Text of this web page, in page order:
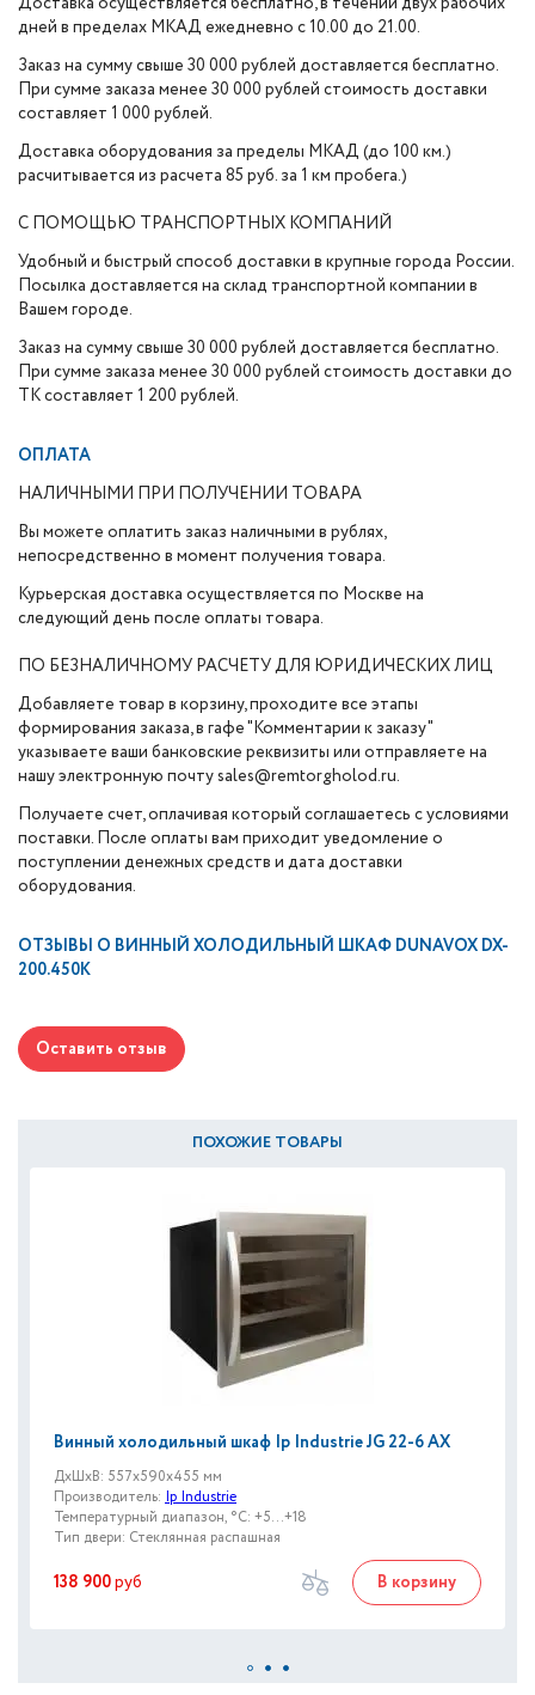
дней в пределах МКАД ежедневно с 10.00 до 21.00.
Заказ на сумму свыше 30 000 рублей доставляется бесплатно.
При сумме заказа менее 30 000 рублей стоимость доставки
составляет 1 000 рублей.
Доставка оборудования за пределы МКАД (до 100 км.)
расчитывается из расчета 85 руб. за 1 км пробега.)
С ПОМОЩЬЮ ТРАНСПОРТНЫХ КОМПАНИЙ
Удобный и быстрый способ доставки в крупные города России.
Посылка доставляется на склад транспортной компании в
Вашем городе.
Заказ на сумму свыше 30 000 рублей доставляется бесплатно.
При сумме заказа менее 30 000 рублей стоимость доставки до
ТК составляет 1 200 рублей.
ОПЛАТА
НАЛИЧНЫМИ ПРИ ПОЛУЧЕНИИ ТОВАРА
Вы можете оплатить заказ наличными в рублях,
непосредственно в момент получения товара.
Курьерская доставка осуществляется по Москве на
следующий день после оплаты товара.
ПО БЕЗНАЛИЧНОМУ РАСЧЕТУ ДЛЯ ЮРИДИЧЕСКИХ ЛИЦ
Добавляете товар в корзину, проходите все этапы
формирования заказа, в гафе "Комментарии к заказу"
указываете ваши банковские реквизиты или отправляете на
нашу электронную почту sales@remtorgholod.ru.
Получаете счет, оплачивая который соглашаетесь с условиями
поставки. После оплаты вам приходит уведомление о
поступлении денежных средств и дата доставки
оборудования.
ОТЗЫВЫ О ВИННЫЙ ХОЛОДИЛЬНЫЙ ШКАФ DUNAVOX DX-
200.450K
Оставить отзыв
ПОХОЖИЕ ТОВАРЫ
Винный холодильный шкаф Ip Industrie JG 22-6 AX
ДxШxВ: 557x590x455 мм
Производитель: Ip Industrie
Температурный диапазон, °C: +5...+18
Тип двери: Стеклянная распашная
138 900руб В корзину